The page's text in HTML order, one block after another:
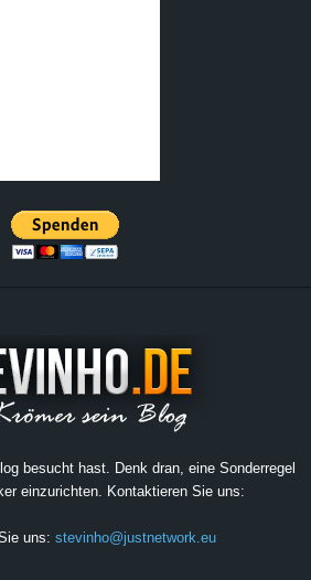
besucht hast. Denk dran, eine Sonderregel
einzurichten. Kontaktieren Sie uns:
uns: stevinho@justnetwork.eu